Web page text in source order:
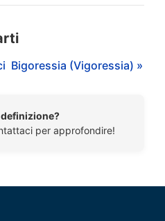
Bigoressia (Vigoressia) »
per approfondire!